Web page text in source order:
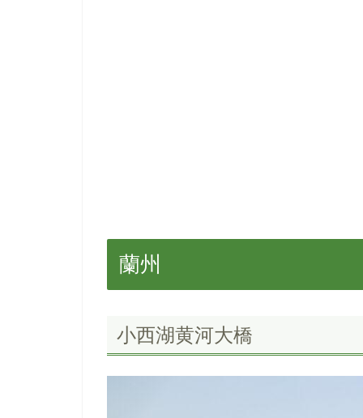
蘭州
小西湖黄河大橋